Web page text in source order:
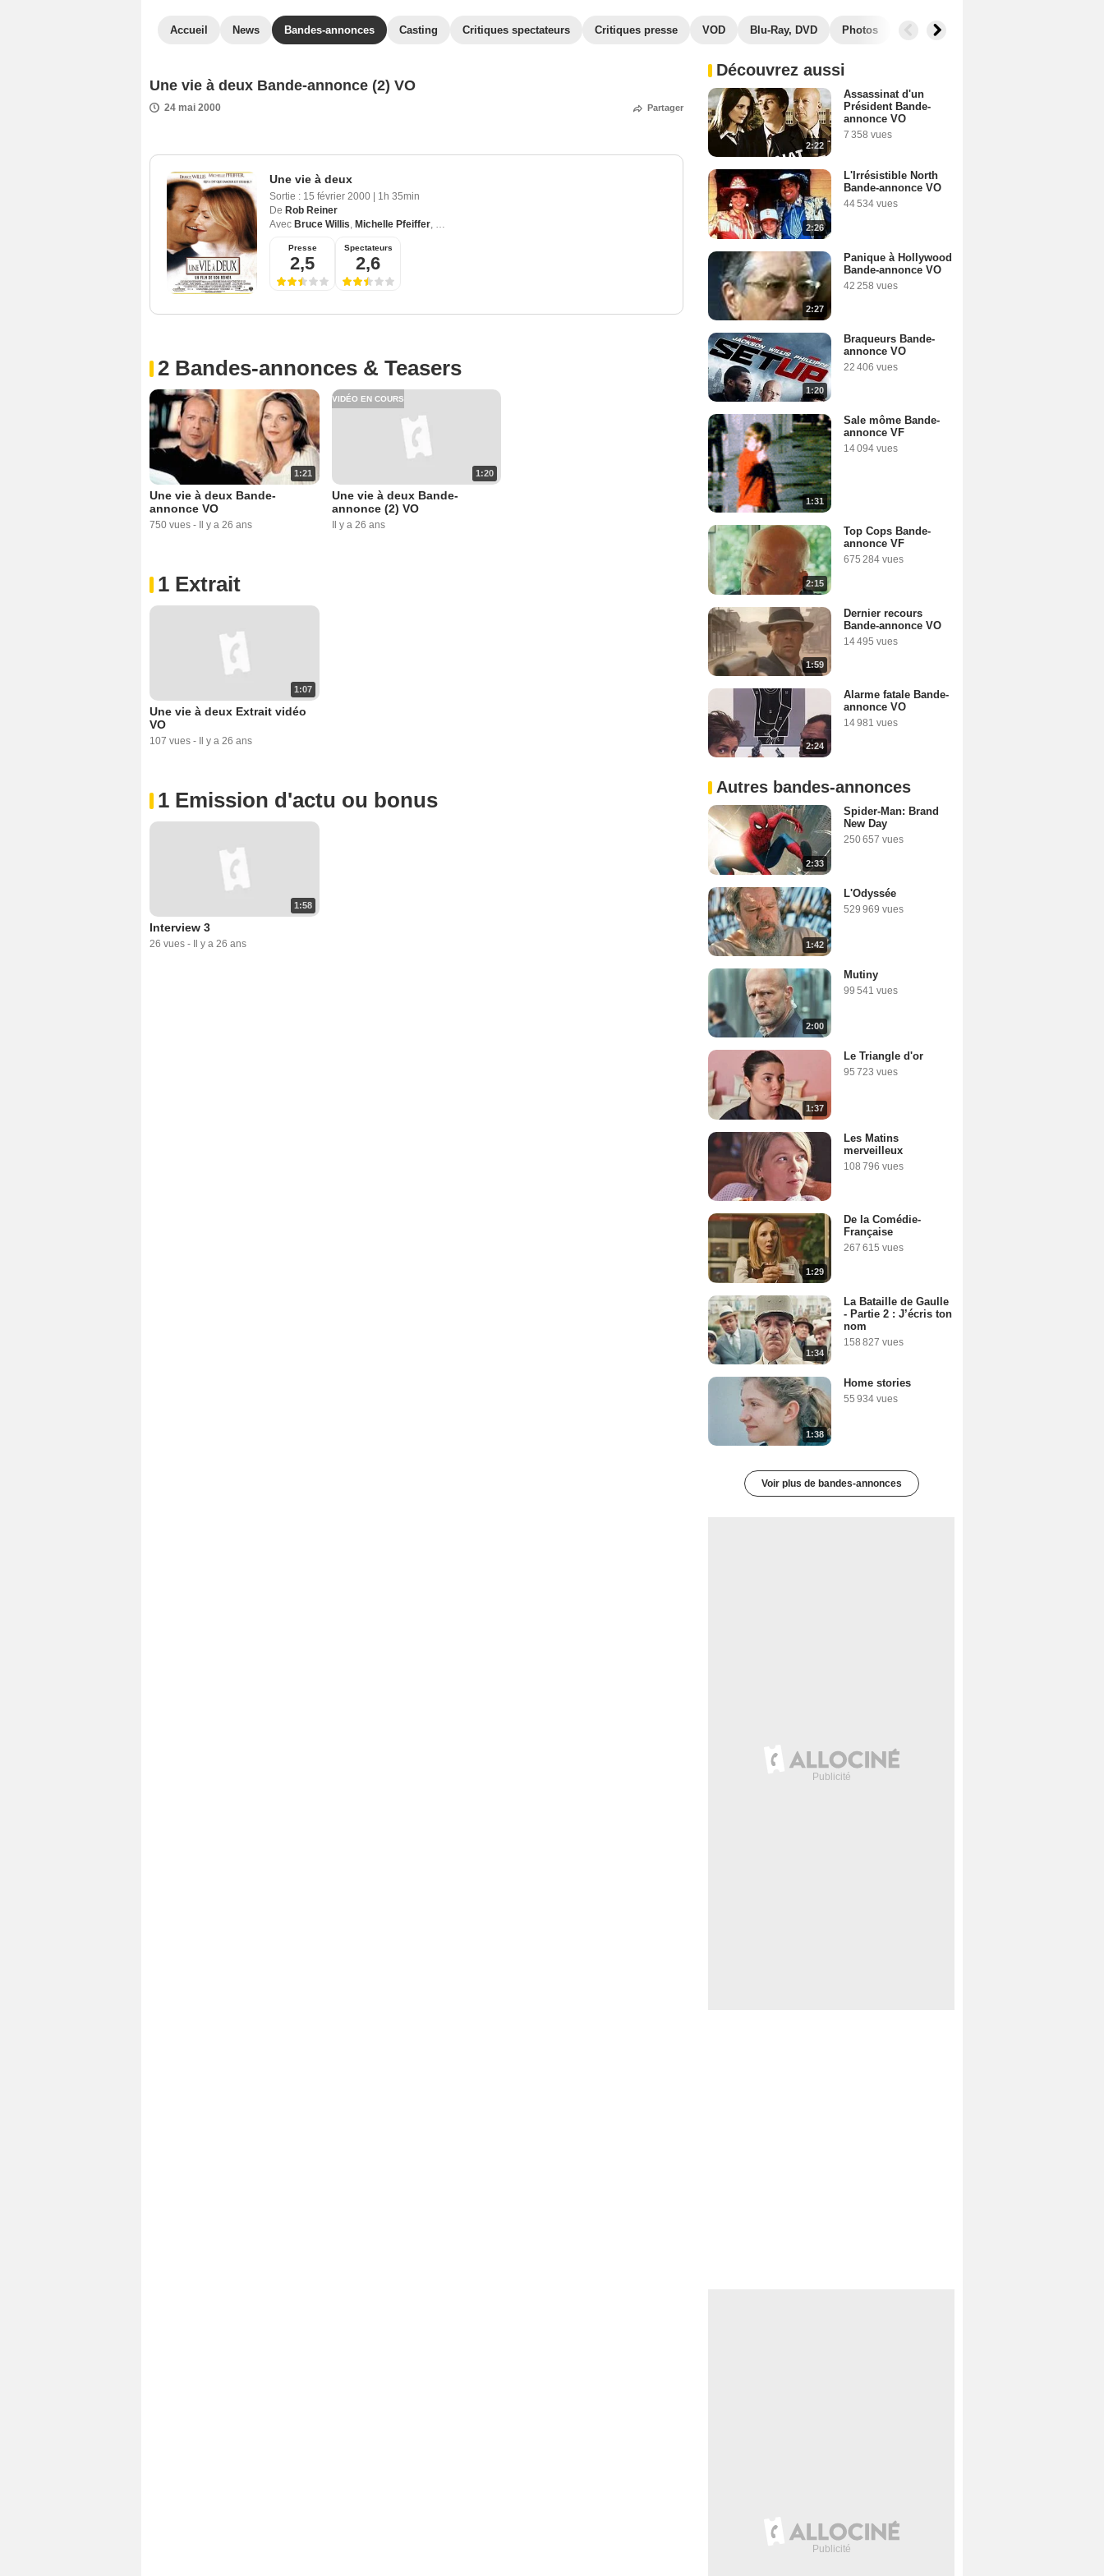
Accueil News Bandes-annonces Casting Critiques spectateurs Critiques presse VOD Blu-Ray, DVD Photos Musique
Une vie à deux Bande-annonce (2) VO
24 mai 2000 Partager
Une vie à deux
Sortie : 15 février 2000 | 1h 35min
De Rob Reiner
Avec Bruce Willis Michelle Pfeiffer
Presse
2,5
Spectateurs
2,6
2 Bandes-annonces & Teasers
1:21
Une vie à deux Bande-
annonce VO
750 vues - Il y a 26 ans
1:20
VIDÉO EN COURS
Une vie à deux Bande-
annonce (2) VO
Il y a 26 ans
1 Extrait
1:07
Une vie à deux Extrait vidéo
VO
107 vues - Il y a 26 ans
1 Emission d'actu ou bonus
1:58
Interview 3
26 vues - Il y a 26 ans
Découvrez aussi
2:22
Assassinat d'un
Président Bande-
annonce VO
7 358 vues
2:26
L'Irrésistible North
Bande-annonce VO
44 534 vues
2:27
Panique à Hollywood
Bande-annonce VO
42 258 vues
1:20
Braqueurs Bande-
annonce VO
22 406 vues
1:31
Sale môme Bande-
annonce VF
14 094 vues
2:15
Top Cops Bande-
annonce VF
675 284 vues
1:59
Dernier recours
Bande-annonce VO
14 495 vues
2:24
Alarme fatale Bande-
annonce VO
14 981 vues
Autres bandes-annonces
2:33
Spider-Man: Brand
New Day
250 657 vues
1:42
L'Odyssée
529 969 vues
2:00
Mutiny
99 541 vues
1:37
Le Triangle d'or
95 723 vues
Les Matins
merveilleux
108 796 vues
1:29
De la Comédie-
Française
267 615 vues
1:34
La Bataille de Gaulle
- Partie 2 : J’écris ton
nom
158 827 vues
1:38
Home stories
55 934 vues
Voir plus de bandes-annonces